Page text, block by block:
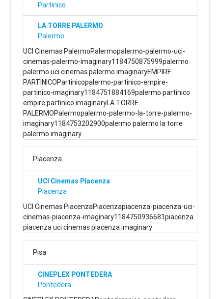
Partinico
LA TORRE PALERMO
Palermo
UCI Cinemas PalermoPalermopalermo-palermo-uci-
cinemas-palermo-imaginary1184750875999palermo
palermo uci cinemas palermo imaginaryEMPIRE
PARTINICOPartinicopalermo-partinico-empire-
partinico-imaginary1184751884169palermo partinico
empire partinico imaginaryLA TORRE
PALERMOPalermopalermo-palermo-la-torre-palermo-
imaginary1184753202900palermo palermo la torre
palermo imaginary
Piacenza
UCI Cinemas Piacenza
Piacenza
UCI Cinemas PiacenzaPiacenzapiacenza-piacenza-uci-
cinemas-piacenza-imaginary1184750936681piacenza
piacenza uci cinemas piacenza imaginary
Pisa
CINEPLEX PONTEDERA
Pontedera